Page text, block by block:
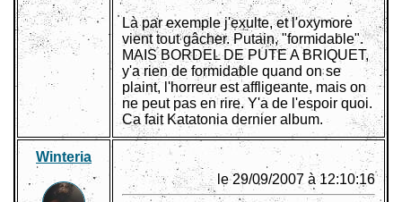
Là par exemple j'exulte, et l'oxymore
vient tout gâcher. Putain, "formidable".
MAIS BORDEL DE PUTE A BRIQUET,
y'a rien de formidable quand on se
plaint, l'horreur est affligeante, mais on
ne peut pas en rire. Y'a de l'espoir quoi.
Ca fait Katatonia dernier album.
Winteria
le 29/09/2007 à 12:10:16